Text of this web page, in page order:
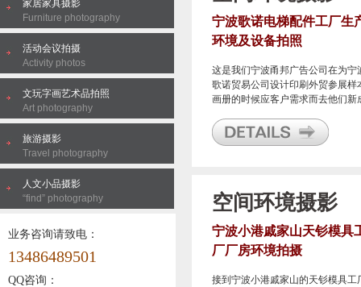
宁波歌诺电梯配件工厂生
环境及设备拍照
这是我们宁波甬邦广告公司在为宁
歌诺贸易公司设计印刷外贸参展样
画册的时候应客户需求而去他们新
生产环境及相关设备的拍照，所拍
的图片用于本次样本画册使用。
空间环境摄影
宁波小港戚家山天钐模具
厂厂房环境拍摄
接到宁波小港戚家山的天钐模具工
家居家具摄影
Furniture photography
活动会议拍摄
Activity photos
文玩字画艺术品拍照
Art photography
旅游摄影
Travel photography
人文小品摄影
“find” photography
业务咨询请致电：
13486489501
QQ咨询：